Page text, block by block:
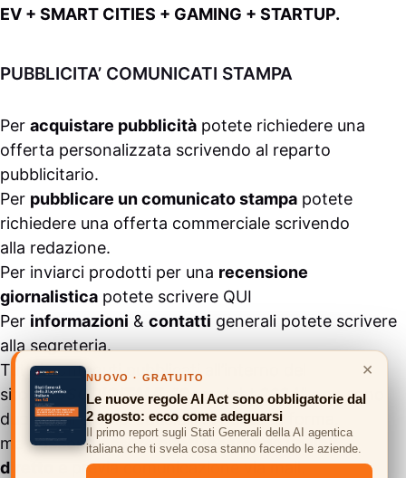
EV + SMART CITIES + GAMING + STARTUP.
PUBBLICITA’ COMUNICATI STAMPA
Per acquistare pubblicità potete richiedere una
offerta personalizzata scrivendo al reparto
pubblicitario.
Per pubblicare un comunicato stampa potete
richiedere una offerta commerciale scrivendo
alla redazione.
Per inviarci prodotti per una recensione
giornalistica potete scrivere QUI
Per informazioni & contatti generali potete scrivere
alla segreteria.
Tutti i contenuti pubblicati all’interno del
sito #ASSODIGITALE.“Copyright 2024” non sono
duplicabili e/o riproducibili in nessuna forma,
ma possono essere citati inserendo un link
diretto
e previa comunicazione viamail.
×
NUOVO · GRATUITO
Le nuove regole AI Act sono obbligatorie dal
2 agosto: ecco come adeguarsi
Il primo report sugli Stati Generali della AI agentica
italiana che ti svela cosa stanno facendo le aziende.